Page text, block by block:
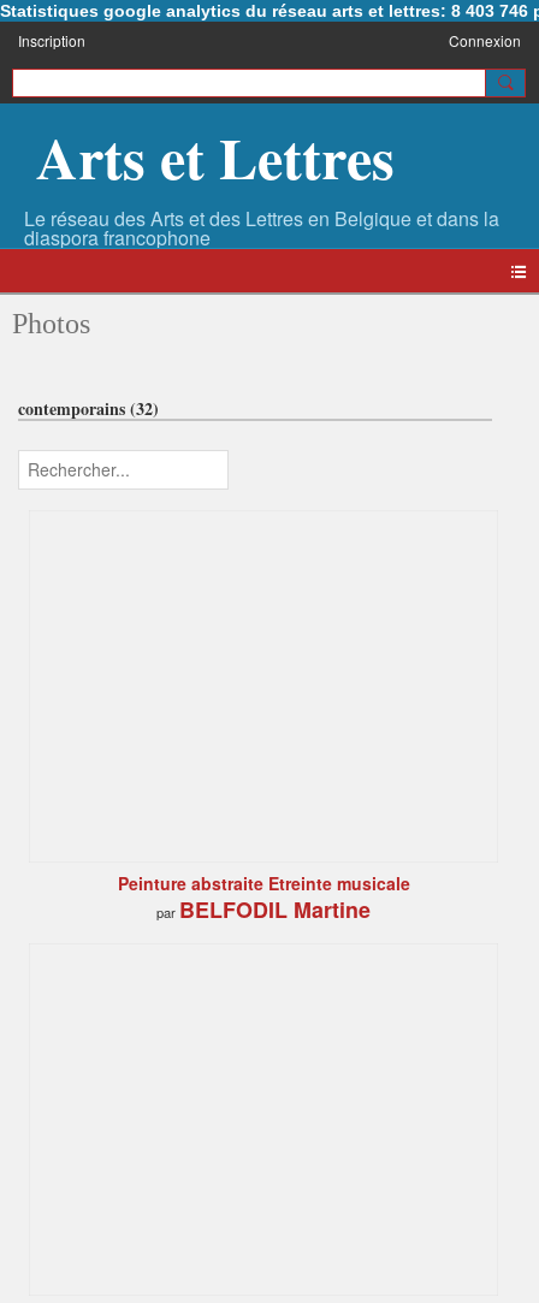
Statistiques google analytics du réseau arts et lettres: 8 403 746
Inscription Connexion
Arts et Lettres
Photos
contemporains (32)
Peinture abstraite Etreinte musicale
par BELFODIL Martine